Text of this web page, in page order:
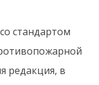
стандартом
редакция, в